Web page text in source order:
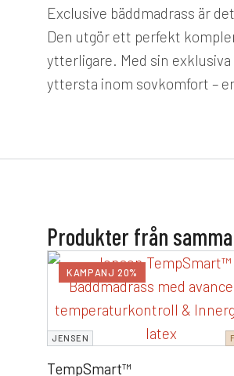
Exclusive bäddmadrass är
Den utgör ett perfekt
ytterligare. Med sin
yttersta inom sovkomfort –
Produkter från
KAMPANJ 20%
JENSEN
TempSmart™